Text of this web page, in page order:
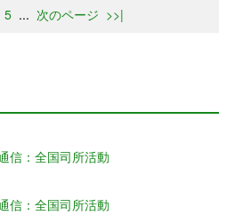
5 ... 次のページ >>|
信：全国司所活動
信：全国司所活動